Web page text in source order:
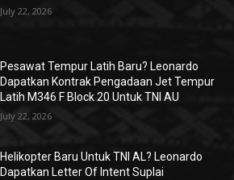
July 22, 2026
Pesawat Tempur Latih Baru? Leonardo
Dapatkan Kontrak Pengadaan Jet Tempur
Latih M346 F Block 20 Untuk TNI AU
July 22, 2026
Helikopter Baru Untuk TNI AL? Leonardo
Dapatkan Letter Of Intent Suplai